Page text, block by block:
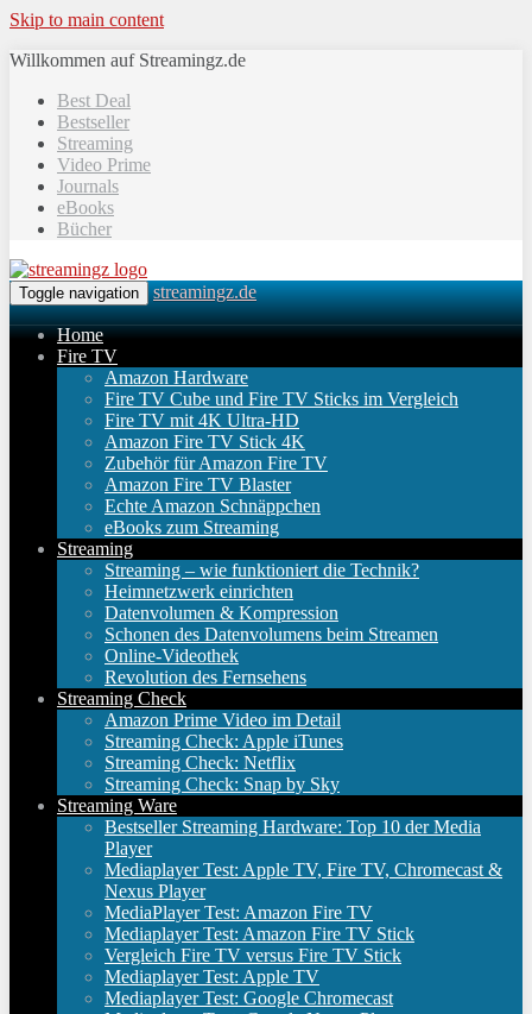
Skip to main content
Willkommen auf Streamingz.de
Best Deal
Bestseller
Streaming
Video Prime
Journals
eBooks
Bücher
Toggle navigation streamingz.de
Home
Fire TV
Amazon Hardware
Fire TV Cube und Fire TV Sticks im Vergleich
Fire TV mit 4K Ultra-HD
Amazon Fire TV Stick 4K
Zubehör für Amazon Fire TV
Amazon Fire TV Blaster
Echte Amazon Schnäppchen
eBooks zum Streaming
Streaming
Streaming – wie funktioniert die Technik?
Heimnetzwerk einrichten
Datenvolumen & Kompression
Schonen des Datenvolumens beim Streamen
Online-Videothek
Revolution des Fernsehens
Streaming Check
Amazon Prime Video im Detail
Streaming Check: Apple iTunes
Streaming Check: Netflix
Streaming Check: Snap by Sky
Streaming Ware
Bestseller Streaming Hardware: Top 10 der Media
Player
Mediaplayer Test: Apple TV, Fire TV, Chromecast &
Nexus Player
MediaPlayer Test: Amazon Fire TV
Mediaplayer Test: Amazon Fire TV Stick
Vergleich Fire TV versus Fire TV Stick
Mediaplayer Test: Apple TV
Mediaplayer Test: Google Chromecast